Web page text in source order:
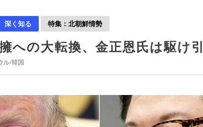
深く知る 特集：北朝鮮情勢
への大転換、金正恩氏は駆け
ル/韓国